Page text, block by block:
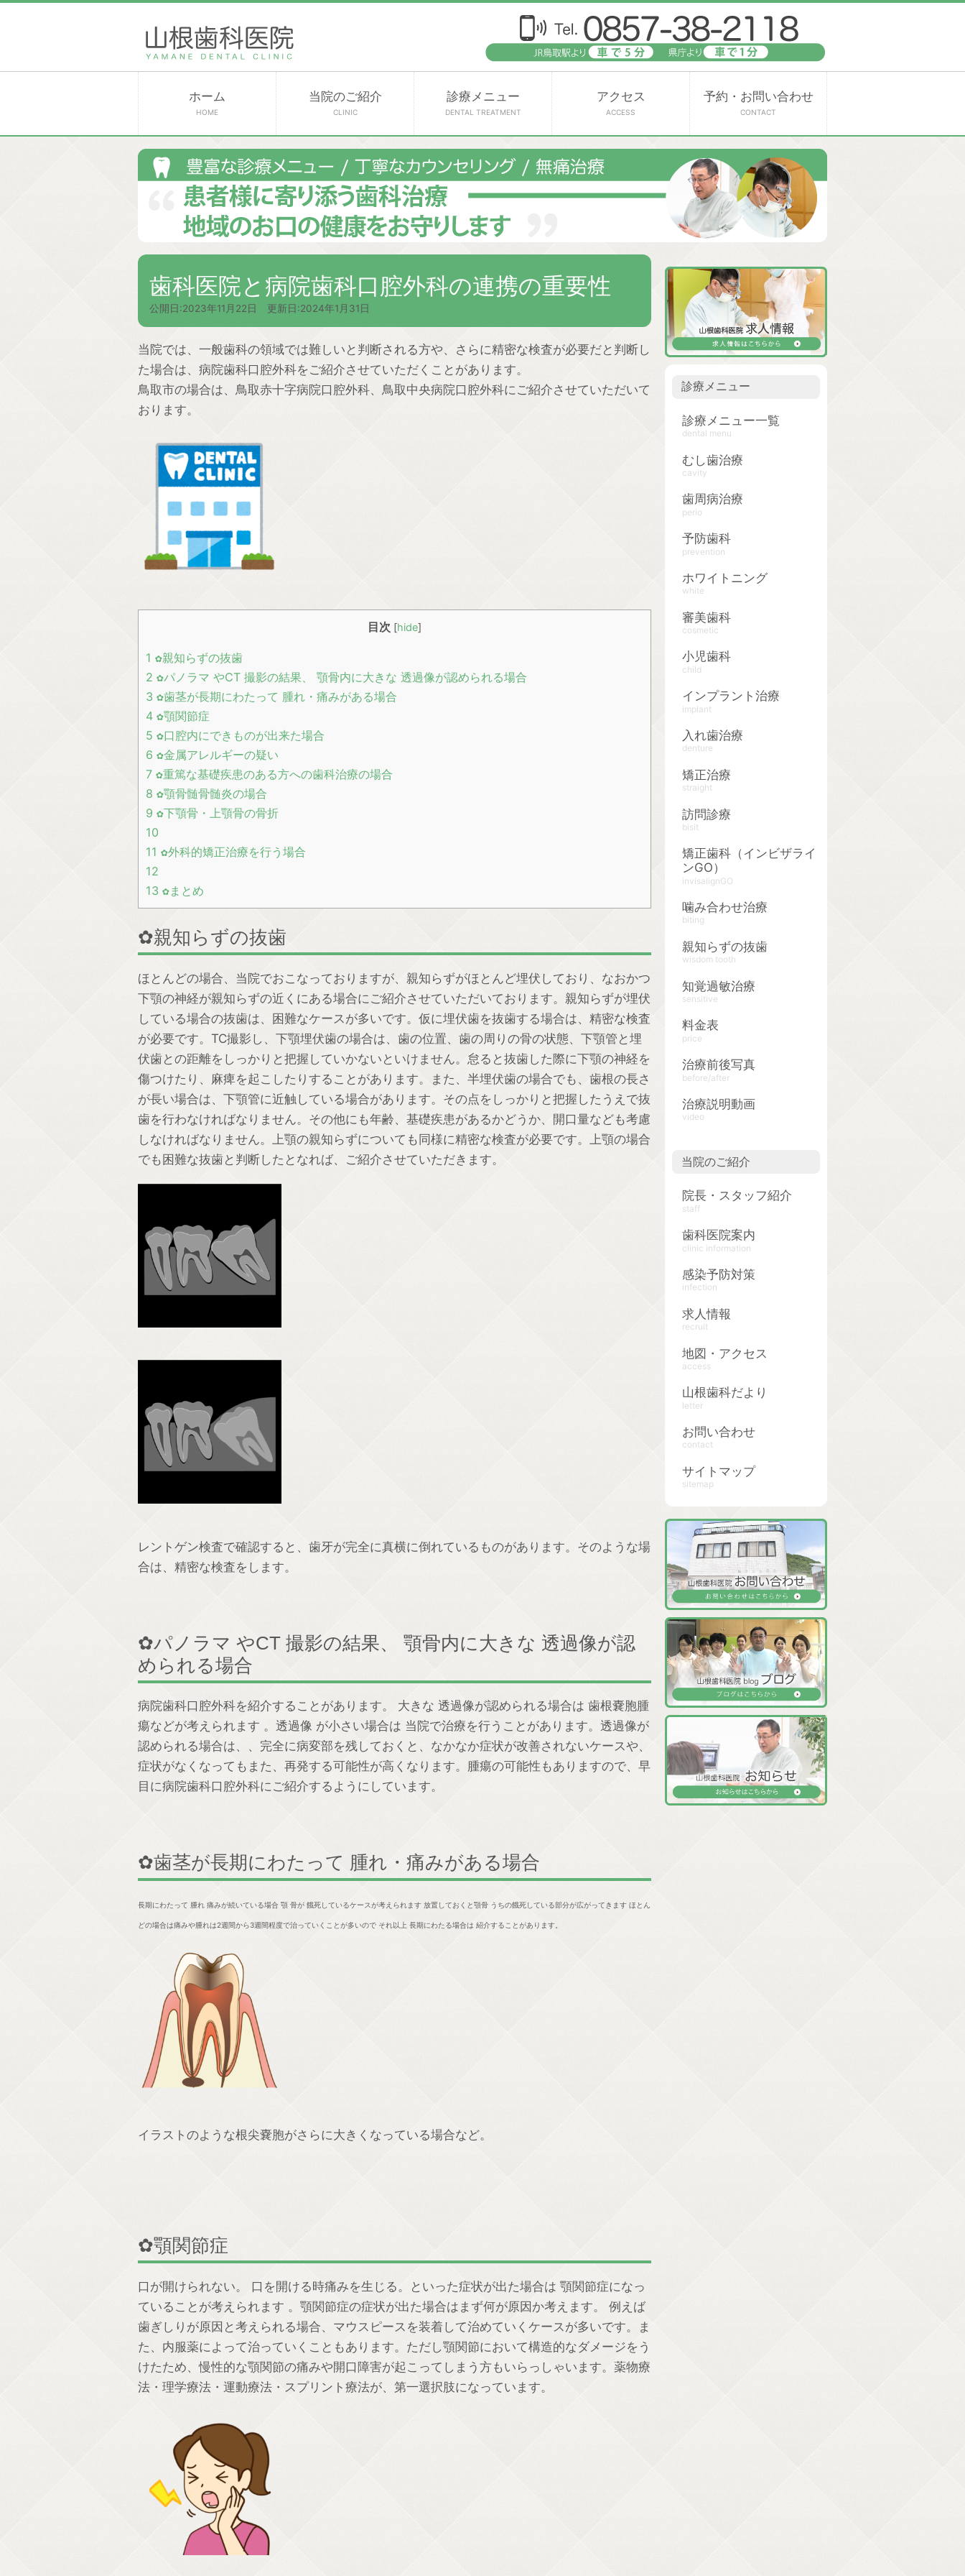
ホーム
HOME
当院のご紹介
CLINIC
診療メニュー
DENTAL TREATMENT
アクセス
ACCESS
予約・お問い合わせ
CONTACT
歯科医院と病院歯科口腔外科の連携の重要性
公開日:2023年11月22日 更新日:2024年1月31日
当院では、一般歯科の領域では難しいと判断される方や、さらに精密な検査が必要だと判断し
た場合は、病院歯科口腔外科をご紹介させていただくことがあります。
鳥取市の場合は、鳥取赤十字病院口腔外科、鳥取中央病院口腔外科にご紹介させていただいて
おります。
目次 [hide]
1 ✿親知らずの抜歯
2 ✿パノラマ やCT 撮影の結果、 顎骨内に大きな 透過像が認められる場合
3 ✿歯茎が長期にわたって 腫れ・痛みがある場合
4 ✿顎関節症
5 ✿口腔内にできものが出来た場合
6 ✿金属アレルギーの疑い
7 ✿重篤な基礎疾患のある方への歯科治療の場合
8 ✿顎骨髄骨髄炎の場合
9 ✿下顎骨・上顎骨の骨折
10
11 ✿外科的矯正治療を行う場合
12
13 ✿まとめ
✿親知らずの抜歯
ほとんどの場合、当院でおこなっておりますが、親知らずがほとんど埋伏しており、なおかつ
下顎の神経が親知らずの近くにある場合にご紹介させていただいております。親知らずが埋伏
している場合の抜歯は、困難なケースが多いです。仮に埋伏歯を抜歯する場合は、精密な検査
が必要です。TC撮影し、下顎埋伏歯の場合は、歯の位置、歯の周りの骨の状態、下顎管と埋
伏歯との距離をしっかりと把握していかないといけません。怠ると抜歯した際に下顎の神経を
傷つけたり、麻痺を起こしたりすることがあります。また、半埋伏歯の場合でも、歯根の長さ
が長い場合は、下顎管に近触している場合があります。その点をしっかりと把握したうえで抜
歯を行わなければなりません。その他にも年齢、基礎疾患があるかどうか、開口量なども考慮
しなければなりません。上顎の親知らずについても同様に精密な検査が必要です。上顎の場合
でも困難な抜歯と判断したとなれば、ご紹介させていただきます。
レントゲン検査で確認すると、歯牙が完全に真横に倒れているものがあります。そのような場
合は、精密な検査をします。
✿パノラマ やCT 撮影の結果、 顎骨内に大きな 透過像が認
められる場合
病院歯科口腔外科を紹介することがあります。 大きな 透過像が認められる場合は 歯根嚢胞腫
瘍などが考えられます 。透過像 が小さい場合は 当院で治療を行うことがあります。透過像が
認められる場合は、、完全に病変部を残しておくと、なかなか症状が改善されないケースや、
症状がなくなってもまた、再発する可能性が高くなります。腫瘍の可能性もありますので、早
目に病院歯科口腔外科にご紹介するようにしています。
✿歯茎が長期にわたって 腫れ・痛みがある場合
長期にわたって 腫れ 痛みが続いている場合 顎 骨が 餓死しているケースが考えられます 放置しておくと顎骨 うちの餓死している部分が広がってきます ほとん
どの場合は痛みや腫れは2週間から3週間程度で治っていくことが多いので それ以上 長期にわたる場合は 紹介することがあります。
イラストのような根尖嚢胞がさらに大きくなっている場合など。
✿顎関節症
口が開けられない。 口を開ける時痛みを生じる。といった症状が出た場合は 顎関節症になっ
ていることが考えられます 。顎関節症の症状が出た場合はまず何が原因か考えます。 例えば
歯ぎしりが原因と考えられる場合、マウスピースを装着して治めていくケースが多いです。ま
た、内服薬によって治っていくこともあります。ただし顎関節において構造的なダメージをう
けたため、慢性的な顎関節の痛みや開口障害が起こってしまう方もいらっしゃいます。薬物療
法・理学療法・運動療法・スプリント療法が、第一選択肢になっています。
診療メニュー
診療メニュー一覧
dental menu
むし歯治療
cavity
歯周病治療
perio
予防歯科
prevention
ホワイトニング
white
審美歯科
cosmetic
小児歯科
child
インプラント治療
implant
入れ歯治療
denture
矯正治療
straight
訪問診療
bisit
矯正歯科（インビザライ
ンGO）
invisalignGO
噛み合わせ治療
biting
親知らずの抜歯
wisdom tooth
知覚過敏治療
sensitive
料金表
price
治療前後写真
before/after
治療説明動画
video
当院のご紹介
院長・スタッフ紹介
staff
歯科医院案内
clinic information
感染予防対策
infection
求人情報
recruit
地図・アクセス
access
山根歯科だより
letter
お問い合わせ
contact
サイトマップ
sitemap